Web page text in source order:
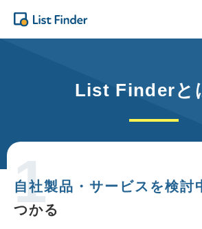
List Finderと
自社製品・サービスを検討
つかる